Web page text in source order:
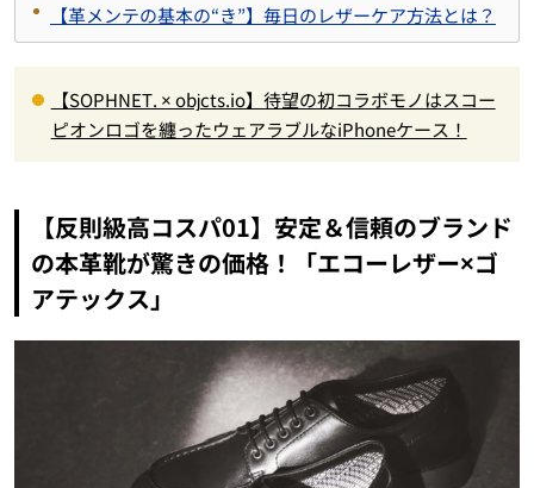
【革メンテの基本の“き”】毎日のレザーケア方法とは？
【SOPHNET. × objcts.io】待望の初コラボモノはスコー
ピオンロゴを纏ったウェアラブルなiPhoneケース！
【反則級高コスパ01】安定＆信頼のブランド
の本革靴が驚きの価格！「エコーレザー×ゴ
アテックス」